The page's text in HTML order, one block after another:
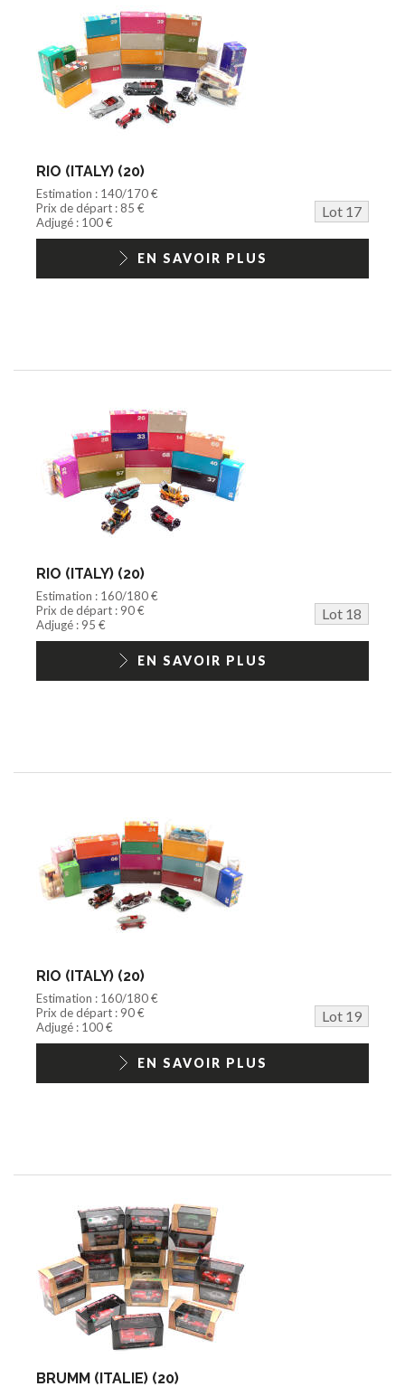
RIO (ITALY) (20)
Estimation : 140/170 €
Prix de départ : 85 €
Lot 17
Adjugé : 100 €
EN SAVOIR PLUS
RIO (ITALY) (20)
Estimation : 160/180 €
Prix de départ : 90 €
Lot 18
Adjugé : 95 €
EN SAVOIR PLUS
RIO (ITALY) (20)
Estimation : 160/180 €
Prix de départ : 90 €
Lot 19
Adjugé : 100 €
EN SAVOIR PLUS
BRUMM (ITALIE) (20)